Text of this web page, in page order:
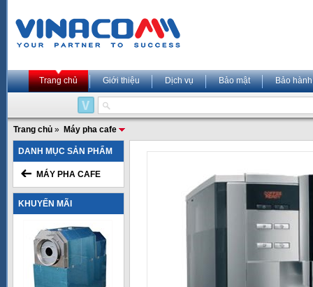
Trang chủ Giới thiệu Dịch vụ Bảo mật Bảo hành
Trang chủ » Máy pha cafe
DANH MỤC SẢN PHẨM
MÁY PHA CAFE
KHUYẾN MÃI